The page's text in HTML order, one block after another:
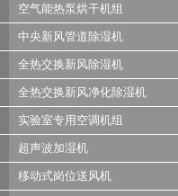
空气能热泵烘干机组
中央新风管道除湿机
全热交换新风除湿机
全热交换新风净化除湿机
实验室专用空调机组
超声波加湿机
移动式岗位送风机